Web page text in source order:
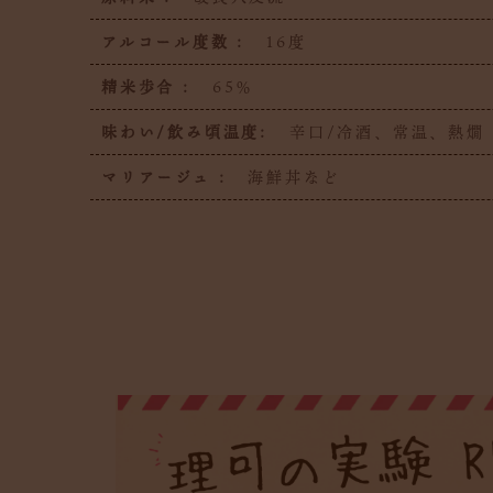
アルコール度数 :
16度
精米歩合 :
65％
味わい/飲み頃温度:
辛口/冷酒、常温、熱燗
マリアージュ :
海鮮丼など